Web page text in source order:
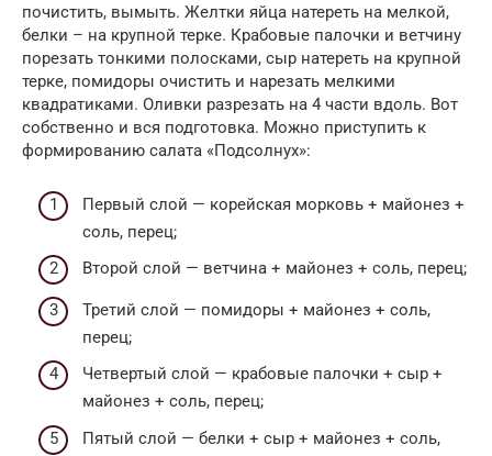
почистить, вымыть. Желтки яйца натереть на мелкой,
белки – на крупной терке. Крабовые палочки и ветчину
порезать тонкими полосками, сыр натереть на крупной
терке, помидоры очистить и нарезать мелкими
квадратиками. Оливки разрезать на 4 части вдоль. Вот
собственно и вся подготовка. Можно приступить к
формированию салата «Подсолнух»:
Первый слой — корейская морковь + майонез +
соль, перец;
Второй слой — ветчина + майонез + соль, перец;
Третий слой — помидоры + майонез + соль,
перец;
Четвертый слой — крабовые палочки + сыр +
майонез + соль, перец;
Пятый слой — белки + сыр + майонез + соль,